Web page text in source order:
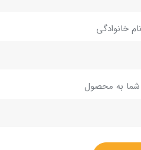
خانوادگی
شما به محصول